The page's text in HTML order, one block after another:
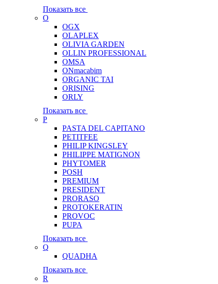
Показать все
O
OGX
OLAPLEX
OLIVIA GARDEN
OLLIN PROFESSIONAL
OMSA
ONmacabim
ORGANIC TAI
ORISING
ORLY
Показать все
P
PASTA DEL CAPITANO
PETITFEE
PHILIP KINGSLEY
PHILIPPE MATIGNON
PHYTOMER
POSH
PREMIUM
PRESIDENT
PRORASO
PROTOKERATIN
PROVOC
PUPA
Показать все
Q
QUADHA
Показать все
R